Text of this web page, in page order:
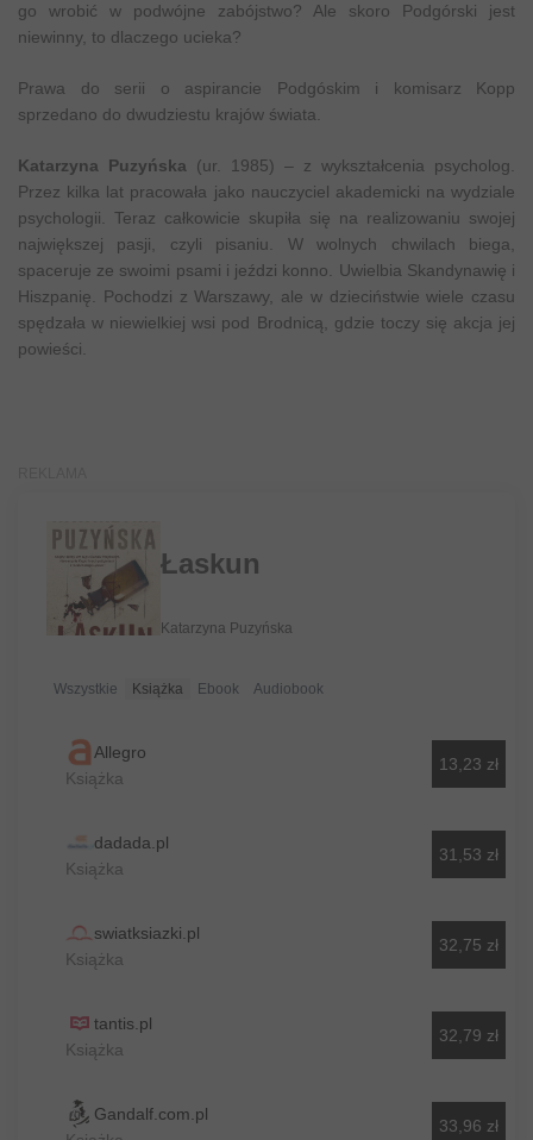
go wrobić w podwójne zabójstwo? Ale skoro Podgórski jest
niewinny, to dlaczego ucieka?
Prawa do serii o aspirancie Podgóskim i komisarz Kopp
sprzedano do dwudziestu krajów świata.
Katarzyna Puzyńska (ur. 1985) – z wykształcenia psycholog.
Przez kilka lat pracowała jako nauczyciel akademicki na wydziale
psychologii. Teraz całkowicie skupiła się na realizowaniu swojej
największej pasji, czyli pisaniu. W wolnych chwilach biega,
spaceruje ze swoimi psami i jeździ konno. Uwielbia Skandynawię i
Hiszpanię. Pochodzi z Warszawy, ale w dzieciństwie wiele czasu
spędzała w niewielkiej wsi pod Brodnicą, gdzie toczy się akcja jej
powieści.